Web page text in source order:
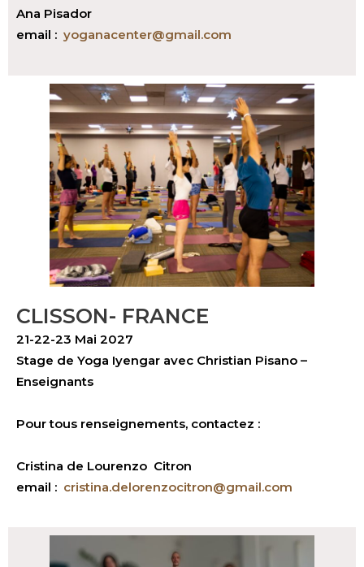
Ana Pisador
email : yoganacenter@gmail.com
CLISSON- FRANCE
21-22-23 Mai 2027
Stage de Yoga Iyengar avec Christian Pisano –
Enseignants
Pour tous renseignements, contactez :
Cristina de Lourenzo Citron
email : cristina.delorenzocitron@gmail.com